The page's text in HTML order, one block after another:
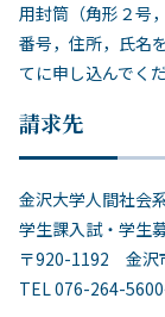
用封筒（角形２号
番号，住所，氏名
てに申し込んでくだ
請求先
金沢大学人間社会
学生課入試・学生
〒920-1192 金沢
TEL 076-264-